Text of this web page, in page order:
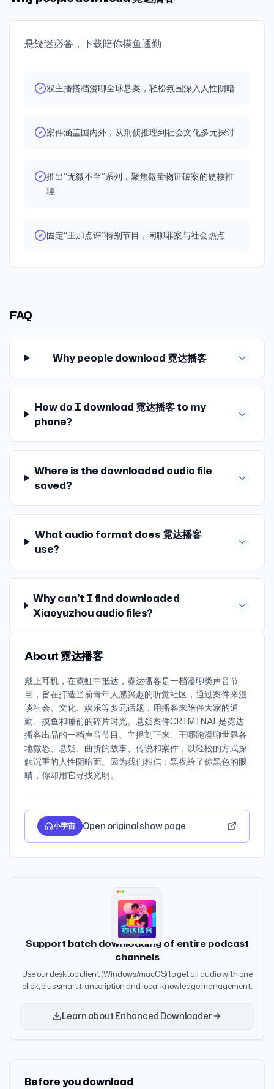
台上字第 1858 號刑事判決 13. 片头片尾BGM为Public
滿妹、陳秀鳳。
老一辈法律人奔走呼号》[J]. 民主与法制，2015. 6. 《平反录
判曙光再现》[N]. 澎湃新闻，2020. 8. 祁彪.《“两梅案”申诉
马拉松专题报道（一到四）》[J]. 民主与法制，2015. 9. 《上
默近29年后受害人开口》[N].红星新闻，2024. 11. 晓丹.
发，把种种线索串联起来，还原案件发生的全部过程。欢迎
来到霓达播客案件系列|微量物证破案系列|——无“微”不至。
* TIMELINE 00:00-01:33本期开场 01:33-08:01案发
只挑选部分呈现给大家。但因图片涉及到死者身体部位，介
悬疑迷必备，下载陪你摸鱼通勤
双主播搭档漫聊全球悬案，轻松氛围深入人性阴暗
案件涵盖国内外，从刑侦推理到社会文化多元探讨
推出“无微不至”系列，聚焦微量物证破案的硬核推
理
固定“王加点评”特别节目，闲聊罪案与社会热点
FAQ
Why people download 霓达播客
How do I download 霓达播客 to my
phone?
Where is the downloaded audio file
saved?
What audio format does 霓达播客
use?
Why can’t I find downloaded
Xiaoyuzhou audio files?
About 霓达播客
戴上耳机，在霓虹中抵达，霓达播客是一档漫聊类声音节
目，旨在打造当前青年人感兴趣的听觉社区，通过案件来漫
谈社会、文化、娱乐等多元话题，用播客来陪伴大家的通
勤、摸鱼和睡前的碎片时光。悬疑案件CRIMINAL是霓达
播客出品的一档声音节目。主播刘下来、王哪跑漫聊世界各
地微恐、悬疑、曲折的故事、传说和案件，以轻松的方式探
触沉重的人性阴暗面。因为我们相信：黑夜给了你黑色的眼
小宇宙 Open original show page
Support batch downloading of entire podcast
channels
Use our desktop client (Windows/macOS) to get all audio with one
click, plus smart transcription and local knowledge management.
Learn about Enhanced Downloader
Before you download